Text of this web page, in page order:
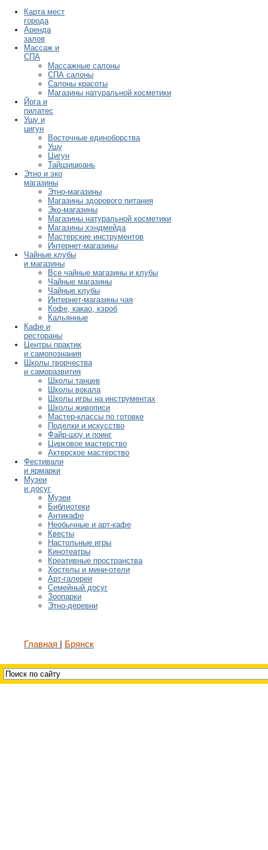
Карта мест
города
Аренда
залов
Массаж и
СПА
Массажные салоны
СПА салоны
Салоны красоты
Магазины натуральной косметики
Йога и
пилатес
Ушу и
цигун
Восточные единоборства
Ушу
Цигун
Тайцзицюань
Этно и эко
магазины
Этно-магазины
Магазины здорового питания
Эко-магазины
Магазины натуральной косметики
Магазины хэндмейда
Мастерские инструментов
Интернет-магазины
Чайные клубы
и магазины
Все чайные магазины и клубы
Чайные магазины
Чайные клубы
Интернет-магазины чая
Кофе, какао, кэроб
Кальянные
Кафе и
рестораны
Центры практик
и самопознания
Школы творчества
и саморазвития
Школы танцев
Школы вокала
Школы игры на инструментах
Школы живописи
Мастер-классы по готовке
Поделки и искусство
Файр-шоу и поинг
Цирковое мастерство
Актерское мастерство
Фестивали
и ярмарки
Музеи
и досуг
Музеи
Библиотеки
Антикафе
Необычные и арт-кафе
Квесты
Настольные игры
Кинотеатры
Креативные пространства
Хостелы и мини-отели
Арт-галереи
Семейный досуг
Зоопарки
Этно-деревни
Главная Брянск